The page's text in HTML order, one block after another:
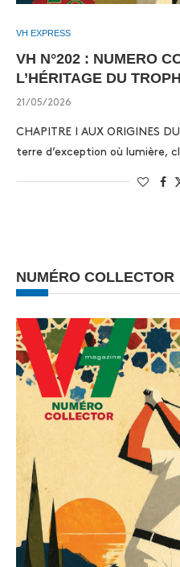
VH EXPRESS
VH N°202 : NUMERO
L’HÉRITAGE DU
21/05/2026
CHAPITRE I AUX ORIGINES
terre d’exception où lumière,
NUMÉRO COLLECTOR